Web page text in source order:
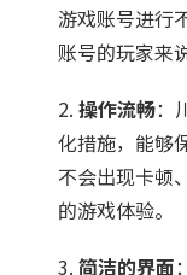
游戏账号进行
账号的玩家来
2. 操作流畅：
化措施，能够
不会出现卡顿
的游戏体验。
3. 简洁的界面